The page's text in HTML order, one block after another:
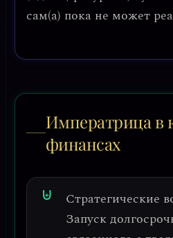
сам(а) пока не может
Императрица в
финансах
Стратегические
Запуск